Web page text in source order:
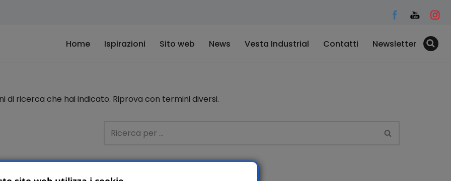
Home Ispirazioni Sito web News Vesta Industrial Contatti Newsletter
di ricerca che hai indicato. Riprova con termini diversi.